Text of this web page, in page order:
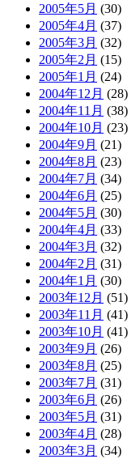
2005年5月 (30)
2005年4月 (37)
2005年3月 (32)
2005年2月 (15)
2005年1月 (24)
2004年12月 (28)
2004年11月 (38)
2004年10月 (23)
2004年9月 (21)
2004年8月 (23)
2004年7月 (34)
2004年6月 (25)
2004年5月 (30)
2004年4月 (33)
2004年3月 (32)
2004年2月 (31)
2004年1月 (30)
2003年12月 (51)
2003年11月 (41)
2003年10月 (41)
2003年9月 (26)
2003年8月 (25)
2003年7月 (31)
2003年6月 (26)
2003年5月 (31)
2003年4月 (28)
2003年3月 (34)